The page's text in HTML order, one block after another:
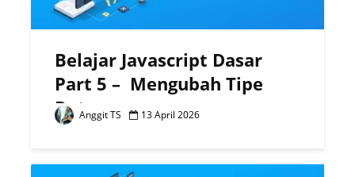
Belajar Javascript Dasar
Part 5 – Mengubah Tipe
DataAnggit TS 13 April 2026